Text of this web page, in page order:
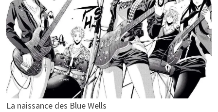
La naissance des Blue Wells